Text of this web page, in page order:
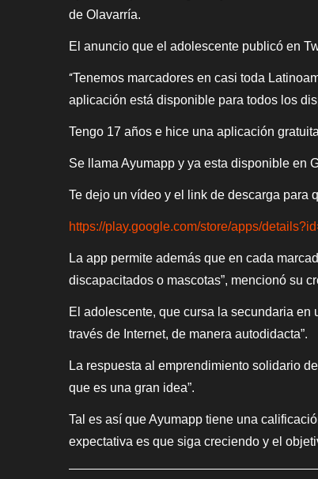
de Olavarría.
El anuncio que el adolescente publicó en
“Tenemos marcadores en casi toda
aplicación está disponible para todos los
Tengo 17 años e hice una aplicación
Se llama Ayumapp y ya esta disponible en
Te dejo un vídeo y el link de descarga para
https://play.google.com/store/apps/
La app permite además que en cada
discapacitados o mascotas”, mencionó su
El adolescente, que cursa la secundaria
través de Internet, de manera autodidacta”.
La respuesta al emprendimiento solidario
que es una gran idea”.
Tal es así que Ayumapp tiene una
expectativa es que siga creciendo y el